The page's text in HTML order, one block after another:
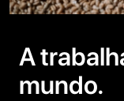
A
mundo.